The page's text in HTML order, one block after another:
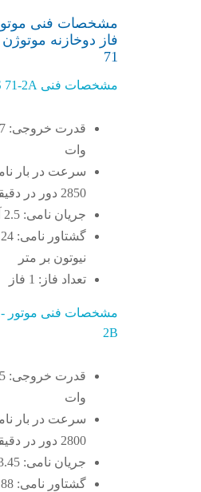
مشخصات فنی موتور تک
فاز دوخازنه موتوژن CRS
مشخصات فنی CRS 71-2A
قدرت خروجی: 0.37 کیلو
سرعت در بار نامی:
جریان نامی: 2.5 آمپر
گشتاور نامی: 1.24
نیوتون بر متر
تعداد فاز: 1 فاز
مشخصات فنی موتور CRS 71-
قدرت خروجی: 0.55 کیلو
سرعت در بار نامی:
جریان نامی: 3.45 آمپر
گشتاور نامی: 1.88